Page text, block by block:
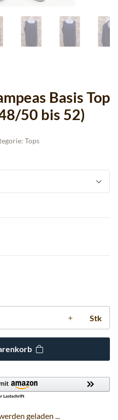
Basis Top
50 bis 52)
Tops
Stk
geladen ...